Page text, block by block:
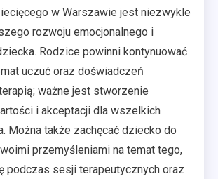
w Warszawie jest niezwykle
rozwoju emocjonalnego i
Rodzice powinni kontynuować
uczuć oraz doświadczeń
ważne jest stworzenie
i akceptacji dla wszelkich
Można także zachęcać dziecko do
przemyśleniami na temat tego,
podczas sesji terapeutycznych oraz